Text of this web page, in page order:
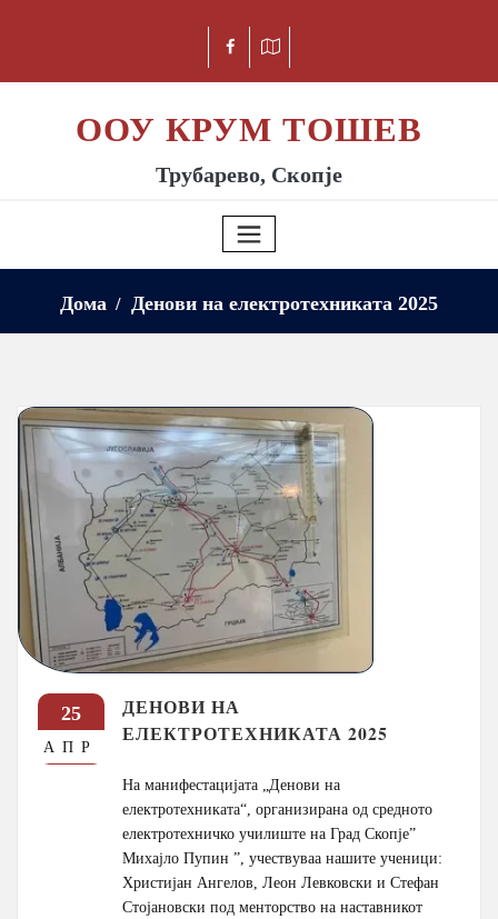
ООУ КРУМ ТОШЕВ
Трубарево, Скопје
Дома Денови на електротехниката 2025
25
АПР
ДЕНОВИ НА
ЕЛЕКТРОТЕХНИКАТА 2025
На манифестацијата „Денови на
електротехниката“, организирана од средното
електротехничко училиште на Град Скопје”
Михајло Пупин ”, учествуваа нашите ученици:
Христијан Ангелов, Леон Левковски и Стефан
Стојановски под менторство на наставникот